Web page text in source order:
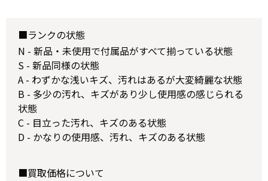
■ランクの状態
N - 新品・未使用で付属品がすべて揃っている状態
S - 新品同様の状態
A - わずかな浅いキズ、汚れはあるが大変綺麗な状態
B - 多少の汚れ、キズがあり少し使用感の感じられる
状態
C - 目立った汚れ、キズのある状態
D - かなりの使用感、汚れ、キズのある状態
■買取価格について